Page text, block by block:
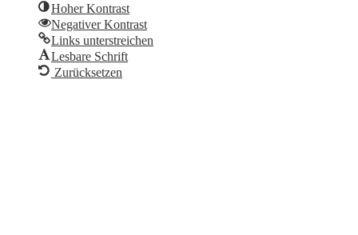
Hoher Kontrast
Negativer Kontrast
Links unterstreichen
Lesbare Schrift
Zurücksetzen